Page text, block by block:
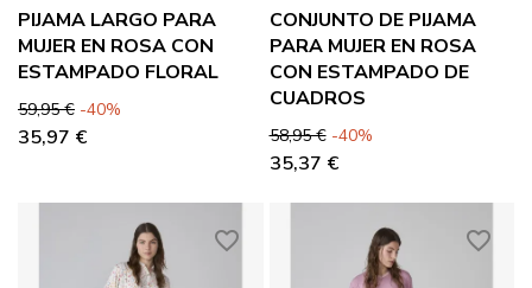
PIJAMA LARGO PARA
MUJER EN ROSA CON
ESTAMPADO FLORAL
Precio base
59,95 € Precio
-40%
35,97 €
CONJUNTO DE PIJAMA
PARA MUJER EN ROSA
CON ESTAMPADO DE
CUADROS
Precio base
58,95 € Precio
-40%
35,37 €
favorite_border favorite_border